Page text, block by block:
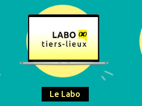
Le Labo